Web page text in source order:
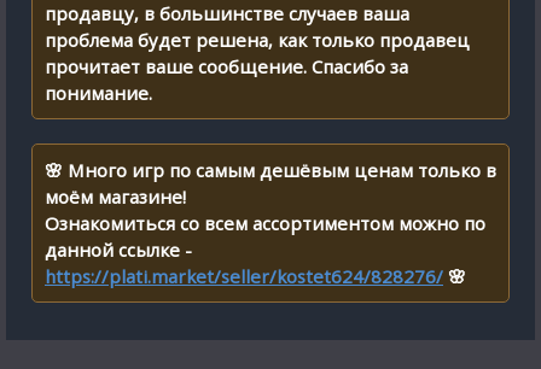
продавцу, в большинстве случаев ваша
проблема будет решена, как только продавец
прочитает ваше сообщение. Спасибо за
понимание.
🌸 Много игр по самым дешёвым ценам только в
моём магазине!
Ознакомиться со всем ассортиментом можно по
данной ссылке -
https://plati.market/seller/kostet624/828276/ 🌸